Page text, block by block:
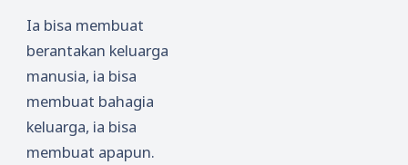
Ia bisa membuat
berantakan keluarga
manusia, ia bisa
membuat bahagia
keluarga, ia bisa
membuat apapun.